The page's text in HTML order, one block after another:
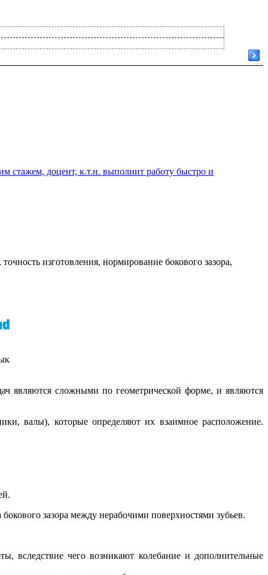
стажем, доцент, к.т.н. выполнит работу быстро и
изготовления, нормирование бокового зазора,
являются сложными по геометрической форме, и являются
валы), которые определяют их взаимное расположение.
зазора между нерабочими поверхностями зубьев.
вследствие чего возникают колебание и дополнительные